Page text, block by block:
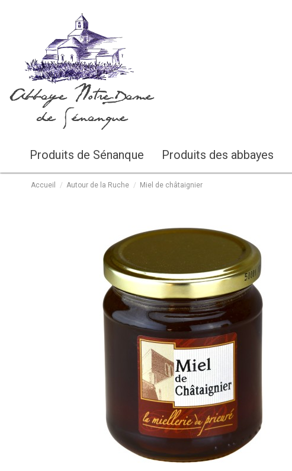
Abbaye Notre-Dame
de Sénanque
Produits de Sénanque Produits des abbayes
Accueil Autour de la Ruche Miel de châtaignier